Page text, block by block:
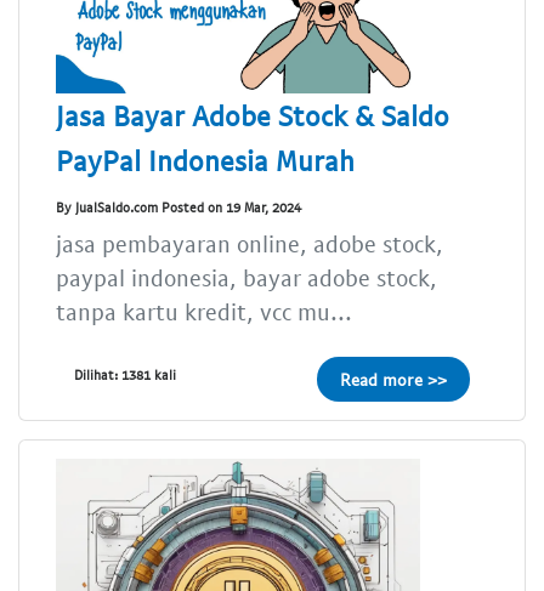
Jasa Bayar Adobe Stock & Saldo
PayPal Indonesia Murah
By JualSaldo.com Posted on 19 Mar, 2024
jasa pembayaran online, adobe stock,
paypal indonesia, bayar adobe stock,
tanpa kartu kredit, vcc mu...
Dilihat: 1381 kali Read more >>